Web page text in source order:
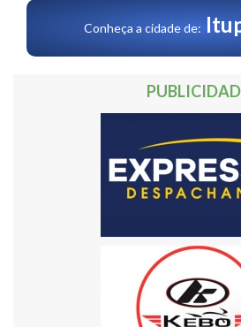
Conheça a cidade de: